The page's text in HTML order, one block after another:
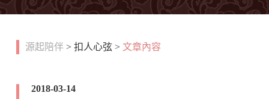
源起陪伴 > 扣人心弦 > 文章內容
2018-03-14